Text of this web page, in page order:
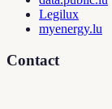
Legilux
myenergy.lu
Contact